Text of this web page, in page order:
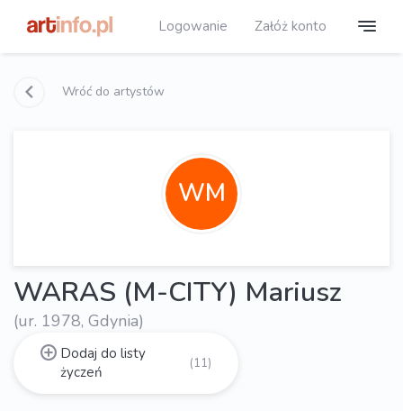
Logowanie Załóż konto
Wróć do artystów
WM
WARAS (M-CITY) Mariusz
(ur. 1978, Gdynia)
Dodaj do listy
życzeń
(11)